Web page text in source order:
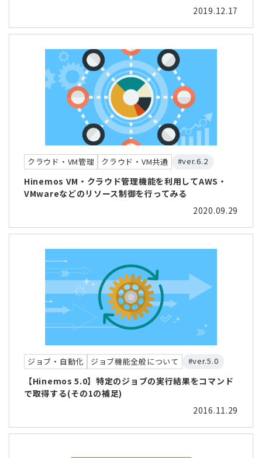
2019.12.17
クラウド・VM管理 クラウド・VM共通 #ver.6.2
Hinemos VM・クラウド管理機能を利用してAWS・
VMwareなどのリソース制御を行ってみる
2020.09.29
ジョブ・自動化 ジョブ機能全般について #ver.5.0
【Hinemos 5.0】特定のジョブの実行結果をコマンド
で取得する(その1の補足)
2016.11.29